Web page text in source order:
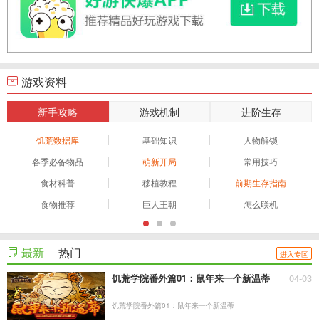
游戏资料
新手攻略 游戏机制 进阶生存
饥荒数据库 基础知识
人物解锁
各季必备物品
萌新开局
常用技巧
食材科普
移植教程
前期生存指南
食物推荐
巨人王朝 怎么联机
最新 热门 进入专区
饥荒学院番外篇01：鼠年来一个新温蒂 04-03
饥荒学院番外篇01：鼠年来一个新温蒂